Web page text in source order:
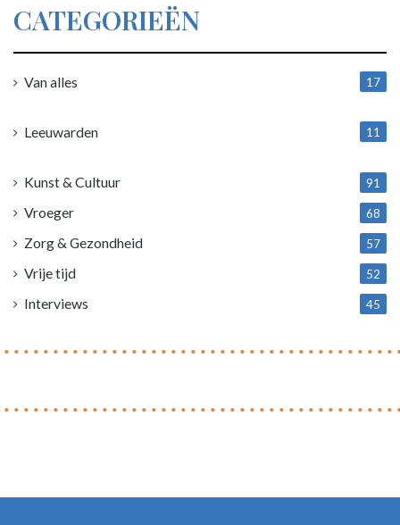
CATEGORIEËN
Van alles
17
Leeuwarden
11
Kunst & Cultuur 91
Vroeger 68
Zorg & Gezondheid 57
Vrije tijd 52
Interviews 45